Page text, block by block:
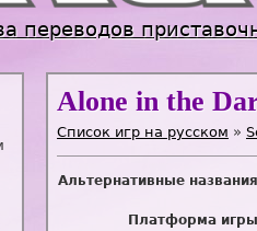
переводов
Alone in the
Список игр на русском »
Альтернативные
Платформа